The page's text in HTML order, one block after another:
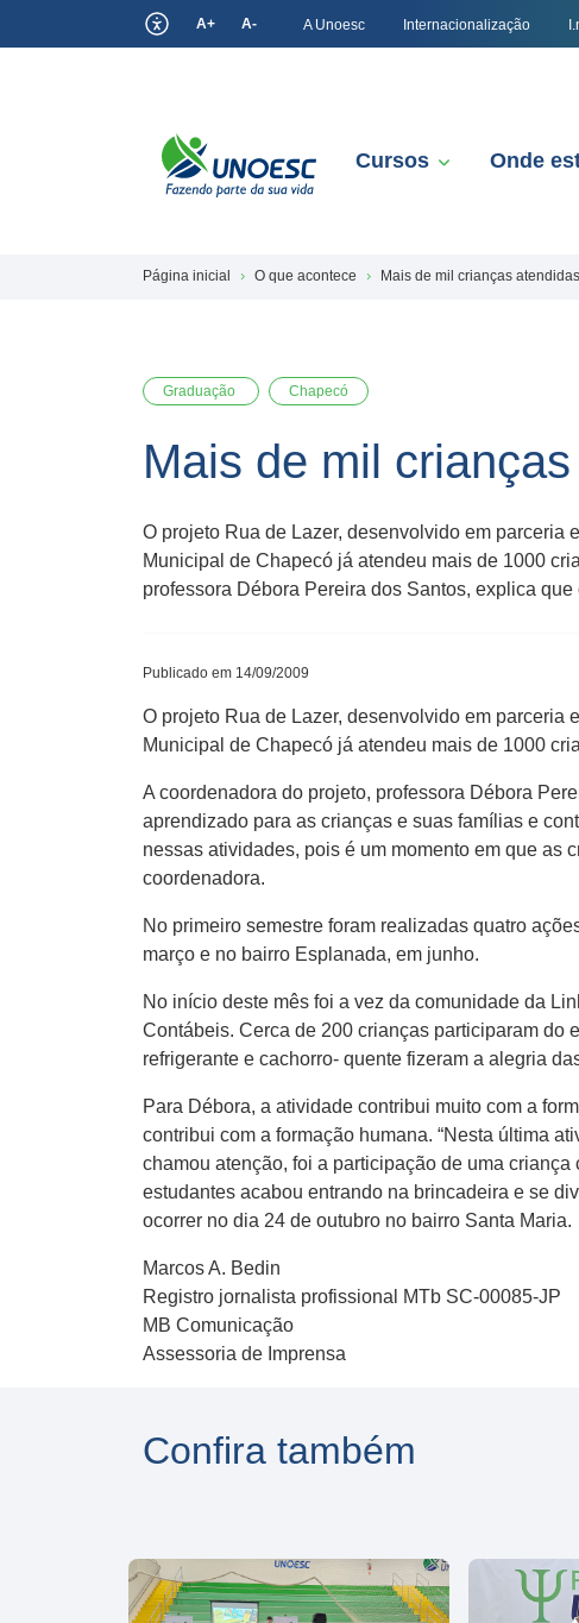
A+ A- A Unoesc Internacionalização
Cursos Onde
Página inicial O que acontece Mais de mil crianças
Graduação Chapecó
Mais de mil
O projeto Rua de Lazer, desenvolvido em parceria
Municipal de Chapecó já atendeu mais de 1000
professora Débora Pereira dos Santos, explica
Publicado em 14/09/2009
O projeto Rua de Lazer, desenvolvido em parceria
Municipal de Chapecó já atendeu mais de 1000
A coordenadora do projeto, professora Débora
aprendizado para as crianças e suas famílias e
nessas atividades, pois é um momento em que as
coordenadora.
No primeiro semestre foram realizadas quatro
março e no bairro Esplanada, em junho.
No início deste mês foi a vez da comunidade da
Contábeis. Cerca de 200 crianças participaram do
refrigerante e cachorro- quente fizeram a alegria
Para Débora, a atividade contribui muito com a
contribui com a formação humana. “Nesta última
chamou atenção, foi a participação de uma
estudantes acabou entrando na brincadeira e se
ocorrer no dia 24 de outubro no bairro Santa Maria.
Marcos A. Bedin
Registro jornalista profissional MTb SC-00085-JP
MB Comunicação
Assessoria de Imprensa
Confira também